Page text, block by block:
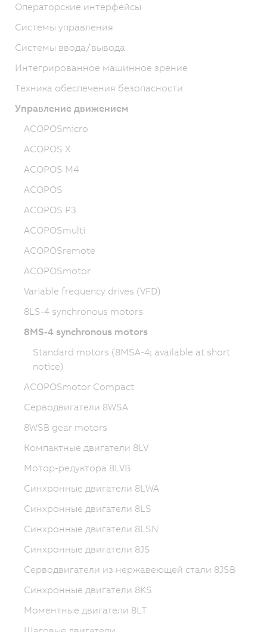
Операторские интерфейсы
Системы управления
Системы ввода/вывода
Интегрированное машинное зрение
Техника обеспечения безопасности
Управление движением
ACOPOSmicro
ACOPOS X
ACOPOS M4
ACOPOS
ACOPOS P3
ACOPOSmulti
ACOPOSremote
ACOPOSmotor
Variable frequency drives (VFD)
8LS-4 synchronous motors
8MS-4 synchronous motors
Standard motors (8MSA-4; available at short
notice)
ACOPOSmotor Compact
Серводвигатели 8WSA
8WSB gear motors
Компактные двигатели 8LV
Мотор-редуктора 8LVB
Синхронные двигатели 8LWA
Синхронные двигатели 8LS
Синхронные двигатели 8LSN
Синхронные двигатели 8JS
Серводвигатели из нержавеющей стали 8JSB
Синхронные двигатели 8KS
Моментные двигатели 8LT